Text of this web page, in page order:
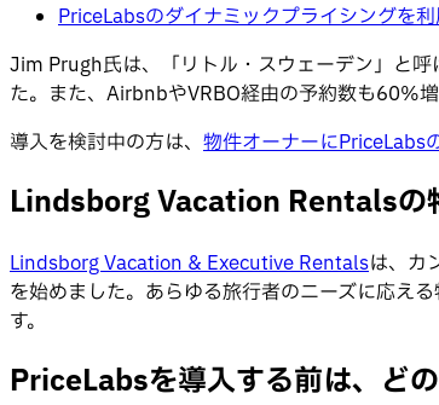
PriceLabsのダイナミックプライシングを
Jim Prugh氏は、「リトル・スウェーデン」と
た。また、AirbnbやVRBO経由の予約数も60%
導入を検討中の方は、 物件オーナーにPriceLabs
Lindsborg Vacation Rentalsの
Lindsborg Vacation & Executive Rentalsは、カ
を始めました。あらゆる旅行者のニーズに応え
す。
PriceLabsを導入する前は、ど